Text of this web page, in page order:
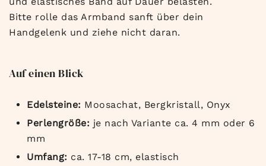
Bitte rolle das Armband sanft über dein
Handgelenk und ziehe nicht daran.
Auf einen Blick
Edelsteine: Moosachat, Bergkristall, Onyx
Perlengröße: je nach Variante ca. 4 mm oder 6
mm
Umfang: ca. 17-18 cm, elastisch